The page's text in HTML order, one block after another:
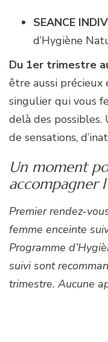
SEANCE
d’Hygiène
Du 1er trimestre
être aussi précieux
singulier qui vous
delà des possibles.
de sensations,
Un moment
accompagner
Premier rendez-
femme enceinte
Programme
suivi sont
trimestre. Aucune